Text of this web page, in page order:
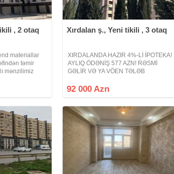
, 2 otaq
materiallar
təmir
mənzilimiz
Xırdalan ş., Yeni tikili , 3 otaq
XIRDALANDA HAZIR 4%-Lİ İPOTEKA!
AYLIQ ÖDƏNİŞ 577 AZN! RƏSMİ
GƏLİR VƏ YA VÖEN TƏLƏB
Sumqayıt yolu 17-ci km, Ər-Riyad
92 000 Azn